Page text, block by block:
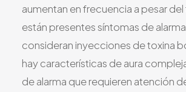
aumentan en frecuencia a pesar
están presentes síntomas de
consideran inyecciones de toxina
hay características de aura
de alarma que requieren atención